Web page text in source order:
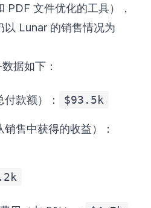
PDF 文件优化的工具），
以 Lunar 的销售情况为
据如下：
款额）： $93.5k
售中获得的收益）：